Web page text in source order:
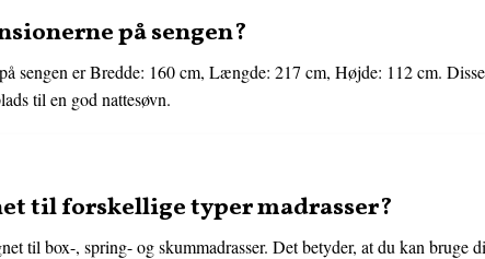
på sengen?
sengen er Bredde: 160 cm, Længde: 217 cm, Højde: 112 cm.
til en god nattesøvn.
til forskellige typer madrasser?
til box-, spring- og skummadrasser. Det betyder, at du kan bruge